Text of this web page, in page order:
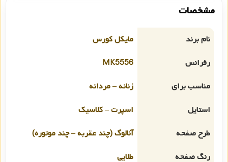
مشخصات
نام برند
مایکل کورس
رفرانس
MK5556
مناسب برای
زنانه – مردانه
استایل
اسپرت – کلاسیک
طرح صفحه
آنالوگ (چند عقربه – چند موتوره)
رنگ صفحه
طلایی